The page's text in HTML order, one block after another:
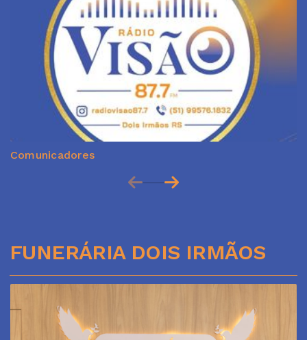
Comunicadores
FUNERÁRIA DOIS IRMÃOS